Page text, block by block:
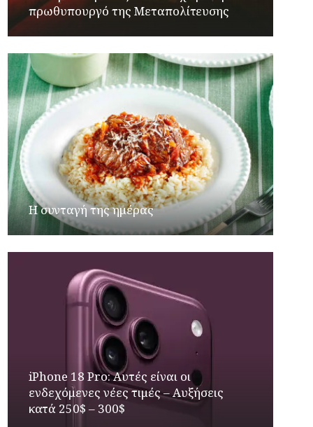
πρωθυπουργό της Μεταπολίτευσης
Η συνταγή της ημέρας
iPhone 18 Pro: Αυτές είναι οι
ενδεχόμενες νέες τιμές – Αυξήσεις
κατά 250$ – 300$